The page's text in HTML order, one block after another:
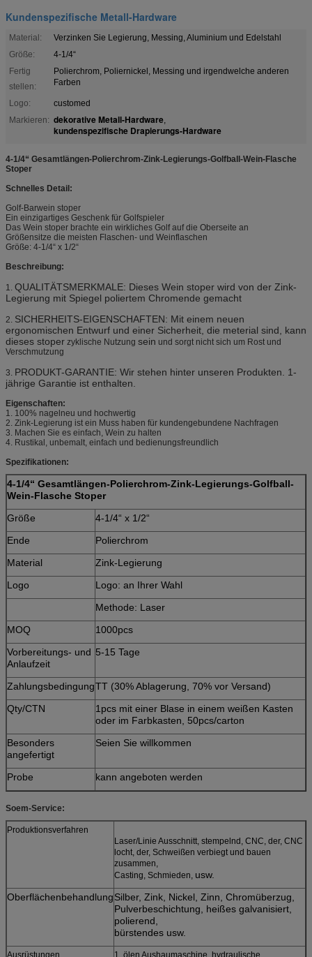
Kundenspezifische Metall-Hardware
Material:
Verzinken Sie Legierung, Messing, Aluminium und Edelstahl
Größe:
4-1/4“
Fertig
stellen:
Polierchrom, Poliernickel, Messing und irgendwelche anderen
Farben
Logo:
customed
Markieren: dekorative Metall-Hardware,
kundenspezifische Drapierungs-Hardware
4-1/4“ Gesamtlängen-Polierchrom-Zink-Legierungs-Golfball-Wein-Flasche
Stoper
Schnelles Detail:
Golf-Barwein stoper
Ein einzigartiges Geschenk für Golfspieler
Das Wein stoper brachte ein wirkliches Golf auf die Oberseite an
Größensitze die meisten Flaschen- und Weinflaschen
Größe: 4-1/4“ x 1/2“
Beschreibung:
1. QUALITÄTSMERKMALE: Dieses Wein stoper wird von der Zink-
Legierung mit Spiegel poliertem Chromende gemacht
2. SICHERHEITS-EIGENSCHAFTEN: Mit einem neuen
ergonomischen Entwurf und einer Sicherheit, die meterial sind, kann
dieses stoper zyklische Nutzung sein und sorgt nicht sich um Rost und
Verschmutzung
3. PRODUKT-GARANTIE: Wir stehen hinter unseren Produkten. 1-
jährige Garantie ist enthalten.
Eigenschaften:
1. 100% nagelneu und hochwertig
2. Zink-Legierung ist ein Muss haben für kundengebundene Nachfragen
3. Machen Sie es einfach, Wein zu halten
4. Rustikal, unbemalt, einfach und bedienungsfreundlich
Spezifikationen:
4-1/4“ Gesamtlängen-Polierchrom-Zink-Legierungs-Golfball-
Wein-Flasche Stoper
Größe
4-1/4“ x 1/2“
Ende
Polierchrom
Material
Zink-Legierung
Logo
Logo: an Ihrer Wahl
Methode: Laser
MOQ
1000pcs
Vorbereitungs- und
Anlaufzeit
5-15 Tage
ZahlungsbedingungTT (30% Ablagerung, 70% vor Versand)
Qty/CTN
1pcs mit einer Blase in einem weißen Kasten
oder im Farbkasten, 50pcs/carton
Besonders
angefertigt
Seien Sie willkommen
Probe kann angeboten werden
Soem-Service:
Produktionsverfahren
Laser/Linie Ausschnitt, stempelnd, CNC, der, CNC
locht, der, Schweißen verbiegt und bauen
zusammen,
Casting, Schmieden, usw.
OberflächenbehandlungSilber, Zink, Nickel, Zinn, Chromüberzug,
Pulverbeschichtung, heißes galvanisiert,
polierend,
bürstendes usw.
Ausrüstungen 1. ölen Aushaumaschine, hydraulische